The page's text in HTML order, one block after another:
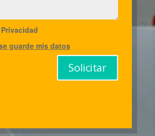
guarde mis datos
Solicitar